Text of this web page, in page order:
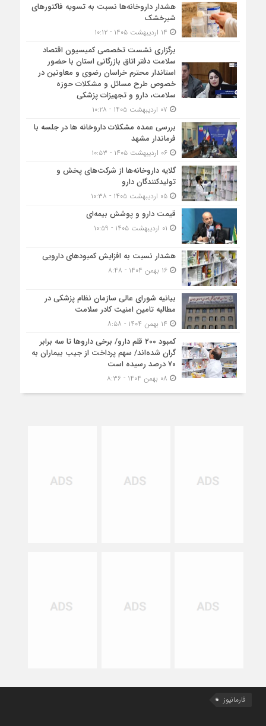
هشدار داروخانه‌ها نسبت به تسویه فاکتورهای
شیرخشک
برگزاری نشست تخصصی کمیسیون اقتصاد
سلامت دفتر اتاق بازرگانی استان با حضور
استاندار محترم خراسان رضوی و معاونین در
خصوص طرح مسائل و مشکلات حوزه
سلامت، دارو و تجهیزات پزشکی
بررسی عمده مشکلات داروخانه ها در جلسه با
فرماندار مشهد
۰۶ اردیبهشت ۱۴۰۵ - ۱۰:۵۳
گلایه داروخانه‌ها از شرکت‌های پخش و
تولیدکنندگان دارو
۰۵ اردیبهشت ۱۴۰۵ - ۱۰:۳۸
قیمت دارو و پوشش بیمه‌ای
هشدار نسبت به افزایش کمبودهای دارویی
۱۶ بهمن ۱۴۰۴ - ۸:۴۸
بیانیه شورای عالی سازمان نظام پزشکی در
مطالبه تامین امنیت کادر سلامت
کمبود ۲۰۰ قلم دارو/ برخی داروها تا سه برابر
گران شده‌اند/ سهم پرداخت از جیب بیماران به
۷۰ درصد رسیده است
فارمانیوز